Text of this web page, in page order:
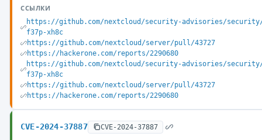
ССЫЛКИ
https://github.com/nextcloud/security-advisories/security/
f37p-xh8c
https://github.com/nextcloud/server/pull/43727
https://hackerone.com/reports/2290680
https://github.com/nextcloud/security-advisories/security/
f37p-xh8c
https://github.com/nextcloud/server/pull/43727
https://hackerone.com/reports/2290680
CVE-2024-37887 CVE-2024-37887